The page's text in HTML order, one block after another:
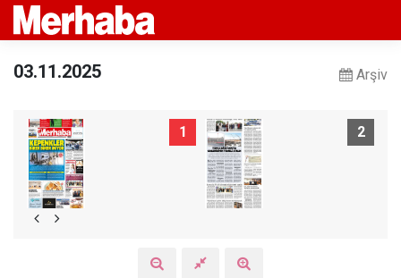
03.11.2025 Arşiv
1 2